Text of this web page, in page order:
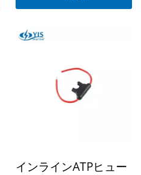
インラインATPヒュー